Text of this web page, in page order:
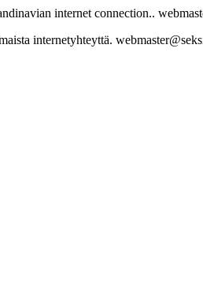
internet connection..
internetyhteyttä.